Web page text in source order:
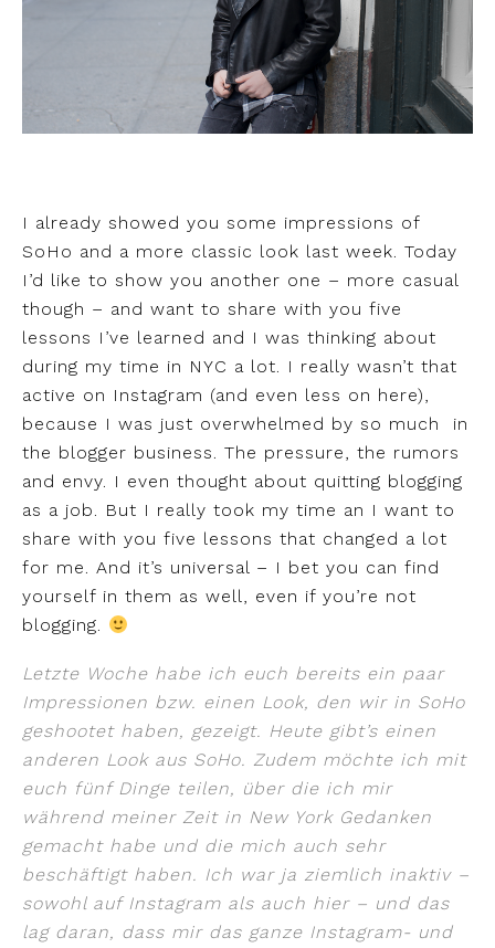
I already showed you some impressions of
SoHo and a more classic look last week. Today
I’d like to show you another one – more casual
though – and want to share with you five
lessons I’ve learned and I was thinking about
during my time in NYC a lot. I really wasn’t that
active on Instagram (and even less on here),
because I was just overwhelmed by so much in
the blogger business. The pressure, the rumors
and envy. I even thought about quitting blogging
as a job. But I really took my time an I want to
share with you five lessons that changed a lot
for me. And it’s universal – I bet you can find
yourself in them as well, even if you’re not
blogging.
Letzte Woche habe ich euch bereits ein paar
Impressionen bzw. einen Look, den wir in SoHo
geshootet haben, gezeigt. Heute gibt’s einen
anderen Look aus SoHo. Zudem möchte ich mit
euch fünf Dinge teilen, über die ich mir
während meiner Zeit in New York Gedanken
gemacht habe und die mich auch sehr
beschäftigt haben. Ich war ja ziemlich inaktiv –
sowohl auf Instagram als auch hier – und das
lag daran, dass mir das ganze Instagram- und